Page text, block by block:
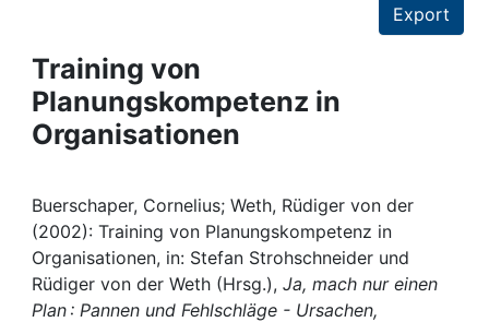
Projects
People
Awards
My FIS
Export
Training von
Planungskompetenz in
Organisationen
Buerschaper, Cornelius; Weth, Rüdiger von der
(2002): Training von Planungskompetenz in
Organisationen, in: Stefan Strohschneider und
Rüdiger von der Weth (Hrsg.), Ja, mach nur einen
Plan : Pannen und Fehlschläge - Ursachen,